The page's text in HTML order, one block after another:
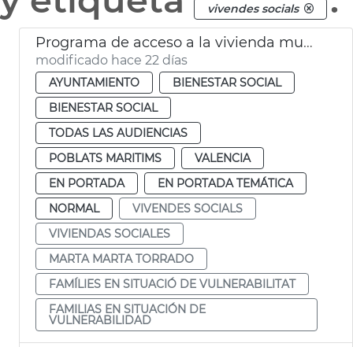
vivendes socials
Programa de acceso a la vivienda municipal València
modificado hace 22 días
AYUNTAMIENTO
BIENESTAR SOCIAL
BIENESTAR SOCIAL
TODAS LAS AUDIENCIAS
POBLATS MARITIMS
VALENCIA
EN PORTADA
EN PORTADA TEMÁTICA
NORMAL
VIVENDES SOCIALS
VIVIENDAS SOCIALES
MARTA MARTA TORRADO
FAMÍLIES EN SITUACIÓ DE VULNERABILITAT
FAMILIAS EN SITUACIÓN DE
VULNERABILIDAD